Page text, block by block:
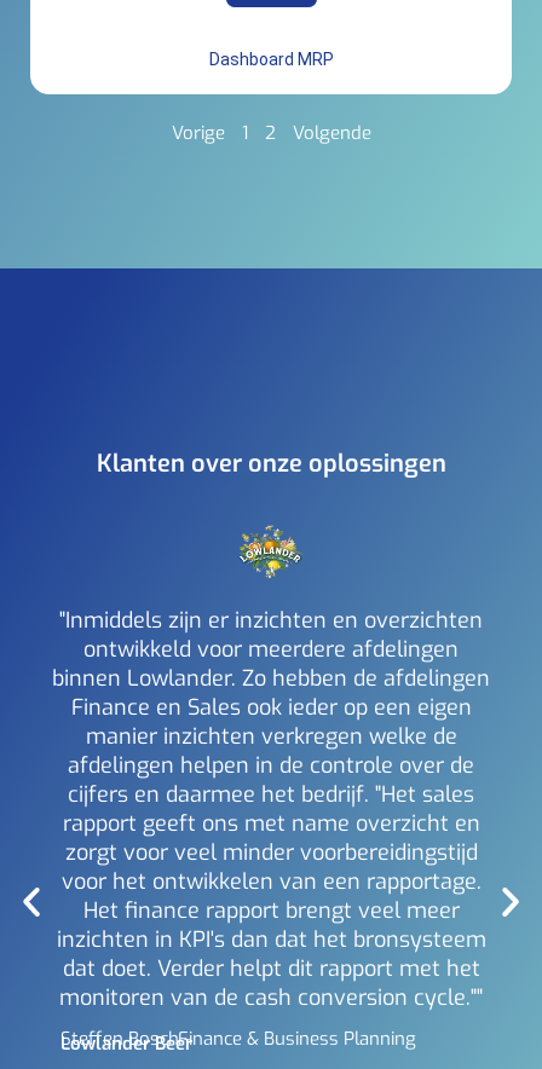
Dashboard MRP
Vorige 1 2 Volgende
Klanten over onze oplossingen
"Inmiddels zijn er inzichten en overzichten
ontwikkeld voor meerdere afdelingen
binnen Lowlander. Zo hebben de afdelingen
Finance en Sales ook ieder op een eigen
manier inzichten verkregen welke de
afdelingen helpen in de controle over de
cijfers en daarmee het bedrijf. "Het sales
rapport geeft ons met name overzicht en
zorgt voor veel minder voorbereidingstijd
voor het ontwikkelen van een rapportage.
Het finance rapport brengt veel meer
inzichten in KPI's dan dat het bronsysteem
dat doet. Verder helpt dit rapport met het
monitoren van de cash conversion cycle.""
Steffen Bosch -Finance & Business Planning
Lowlander Beer